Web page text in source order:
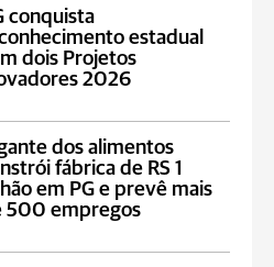
conquista
estadual
dois Projetos
2026
dos alimentos
fábrica de RS 1
em PG e prevê mais
500 empregos